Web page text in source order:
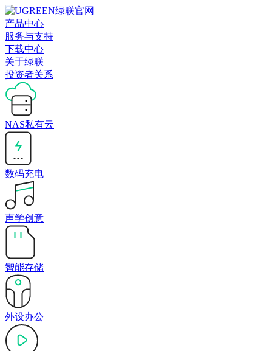
产品中心
服务与支持
下载中心
关于绿联
投资者关系
NAS私有云
数码充电
声学创意
智能存储
外设办公